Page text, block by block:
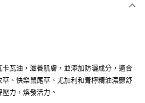
華泰商業銀行
遠東國際商業銀行
永豐商業銀行
瓦油，滋養肌膚，並添加防曬成分，適合
草、快樂鼠尾草、尤加利和青檸精油濃鬱舒
力，煥發活力。